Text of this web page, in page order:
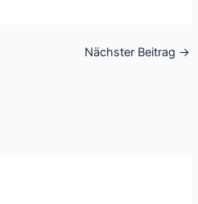
Nächster Beitrag →